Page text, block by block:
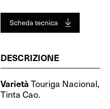
DESCRIZIONE
Varietà Touriga Nacional,
Tinta Cao.